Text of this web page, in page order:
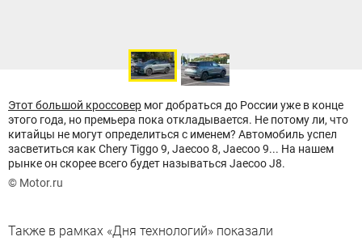
Этот большой кроссовер мог добраться до России уже в конце
этого года, но премьера пока откладывается. Не потому ли, что
китайцы не могут определиться с именем? Автомобиль успел
засветиться как Chery Tiggo 9, Jaecoo 8, Jaecoo 9... На нашем
рынке он скорее всего будет называться Jaecoo J8.
© Motor.ru
Также в рамках «Дня технологий» показали